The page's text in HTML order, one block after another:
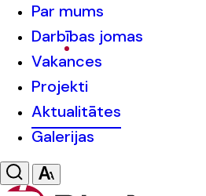
Par mums
Darbības jomas
Vakances
Projekti
Aktualitātes
Galerijas